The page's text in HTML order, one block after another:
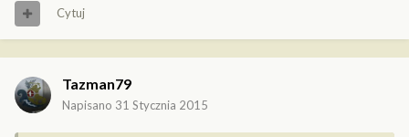
Cytuj
Tazman79
Napisano 31 Stycznia 2015